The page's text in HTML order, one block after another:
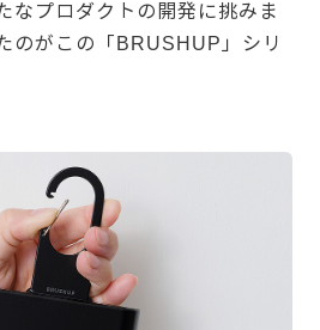
なプロダクトの開発に挑みま
のがこの「BRUSHUP」シリ